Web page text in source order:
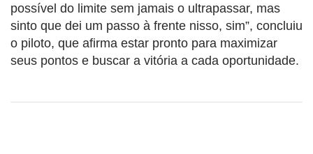
possível do limite sem jamais o ultrapassar, mas
sinto que dei um passo à frente nisso, sim”, concluiu
o piloto, que afirma estar pronto para maximizar
seus pontos e buscar a vitória a cada oportunidade.